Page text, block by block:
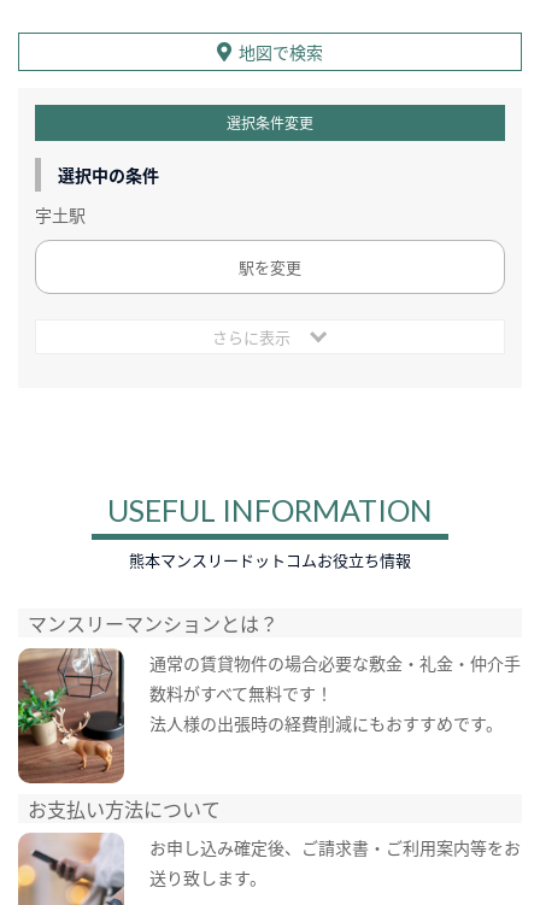
地図で検索
選択条件変更
選択中の条件
宇土駅
駅を変更
さらに表示
USEFUL INFORMATION
熊本マンスリードットコムお役立ち情報
マンスリーマンションとは？
通常の賃貸物件の場合必要な敷金・礼金・仲介手
数料がすべて無料です！
法人様の出張時の経費削減にもおすすめです。
お支払い方法について
お申し込み確定後、ご請求書・ご利用案内等をお
送り致します。